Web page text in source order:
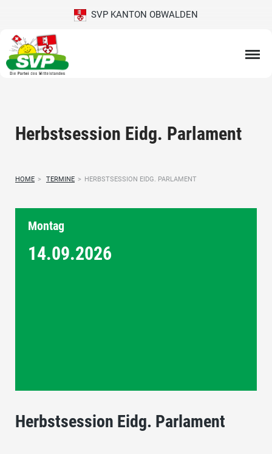
SVP KANTON OBWALDEN
Herbstsession Eidg. Parlament
HOME > TERMINE > HERBSTSESSION EIDG. PARLAMENT
Montag
14.09.2026
Herbstsession Eidg. Parlament